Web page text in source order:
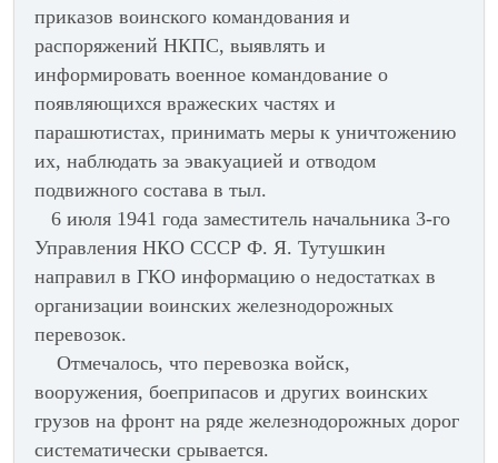
приказов воинского командования и
распоряжений НКПС, выявлять и
информировать военное командование о
появляющихся вражеских частях и
парашютистах, принимать меры к уничтожению
их, наблюдать за эвакуацией и отводом
подвижного состава в тыл.
6 июля 1941 года заместитель начальника 3-го
Управления НКО СССР Ф. Я. Тутушкин
направил в ГКО информацию о недостатках в
организации воинских железнодорожных
перевозок.
Отмечалось, что перевозка войск,
вооружения, боеприпасов и других воинских
грузов на фронт на ряде железнодорожных дорог
систематически срывается.